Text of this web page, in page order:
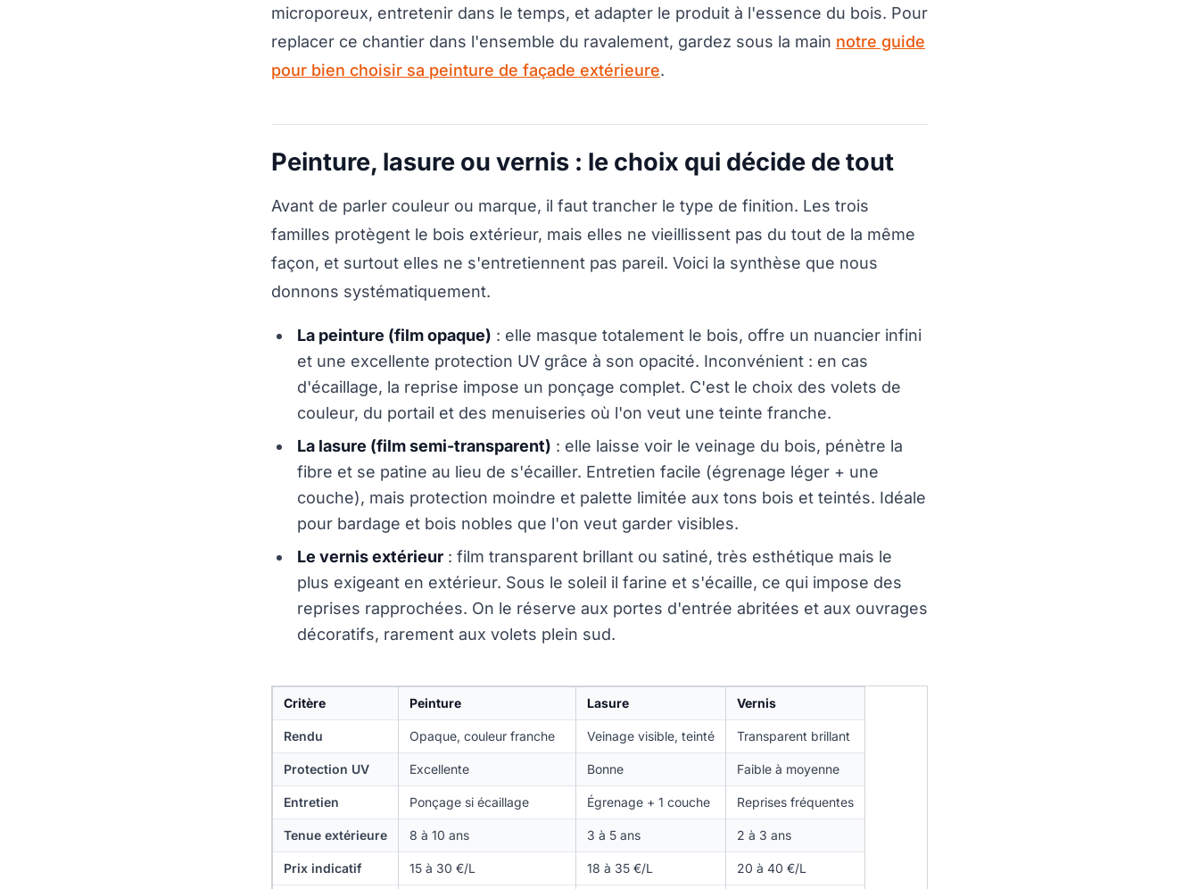
microporeux, entretenir dans le temps, et adapter le produit à l'essence du bois. Pour
replacer ce chantier dans l'ensemble du ravalement, gardez sous la main notre guide
pour bien choisir sa peinture de façade extérieure.
Peinture, lasure ou vernis : le choix qui décide de tout
Avant de parler couleur ou marque, il faut trancher le type de finition. Les trois
familles protègent le bois extérieur, mais elles ne vieillissent pas du tout de la même
façon, et surtout elles ne s'entretiennent pas pareil. Voici la synthèse que nous
donnons systématiquement.
La peinture (film opaque) : elle masque totalement le bois, offre un nuancier infini
et une excellente protection UV grâce à son opacité. Inconvénient : en cas
d'écaillage, la reprise impose un ponçage complet. C'est le choix des volets de
couleur, du portail et des menuiseries où l'on veut une teinte franche.
La lasure (film semi-transparent) : elle laisse voir le veinage du bois, pénètre la
fibre et se patine au lieu de s'écailler. Entretien facile (égrenage léger + une
couche), mais protection moindre et palette limitée aux tons bois et teintés. Idéale
pour bardage et bois nobles que l'on veut garder visibles.
Le vernis extérieur: film transparent brillant ou satiné, très esthétique mais le
plus exigeant en extérieur. Sous le soleil il farine et s'écaille, ce qui impose des
reprises rapprochées. On le réserve aux portes d'entrée abritées et aux ouvrages
décoratifs, rarement aux volets plein sud.
Critère Peinture Lasure Vernis
Rendu Opaque, couleur franche Veinage visible, teinté Transparent brillant
Protection UV Excellente Bonne Faible à moyenne
Entretien Ponçage si écaillage Égrenage + 1 couche Reprises fréquentes
Tenue extérieure 8 à 10 ans 3 à 5 ans 2 à 3 ans
Prix indicatif 15 à 30 €/L 18 à 35 €/L 20 à 40 €/L